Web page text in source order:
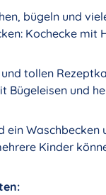
bügeln und
Kochecke mit
tollen
Bügeleisen und
ein
Kinder